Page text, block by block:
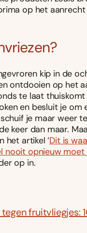
op het
kip in de
ontdooien op het
te laat
en besluit je om
je maar weer
keer dan maar.
het artikel ‘Dit is
nooit opnieuw moet
op in.
fruitvliegjes: